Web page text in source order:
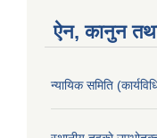
ऐन, कानुन तथा
न्यायिक समिति